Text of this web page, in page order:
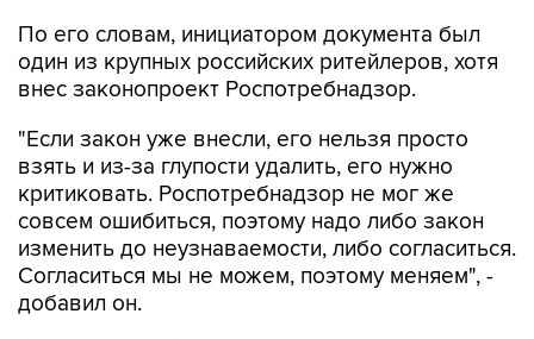
По его словам, инициатором документа был
один из крупных российских ритейлеров, хотя
внес законопроект Роспотребнадзор.
"Если закон уже внесли, его нельзя просто
взять и из-за глупости удалить, его нужно
критиковать. Роспотребнадзор не мог же
совсем ошибиться, поэтому надо либо закон
изменить до неузнаваемости, либо согласиться.
Согласиться мы не можем, поэтому меняем", -
добавил он.